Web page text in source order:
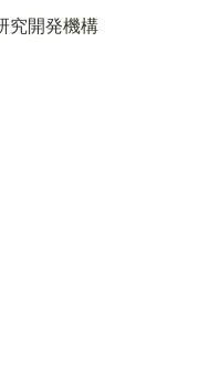
究開発機構